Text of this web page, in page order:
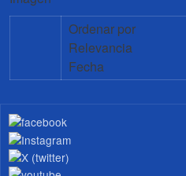
Ordenar por
Relevancia
Fecha